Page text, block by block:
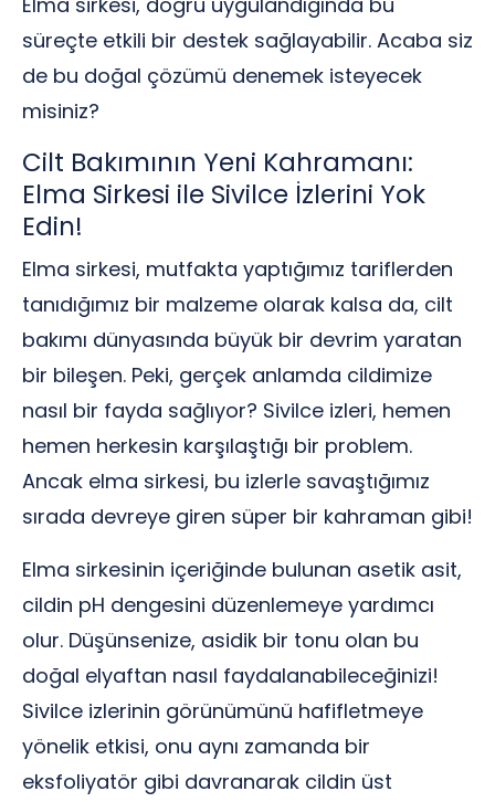
süreçte etkili bir destek sağlayabilir. Acaba siz
de bu doğal çözümü denemek isteyecek
misiniz?
Cilt Bakımının Yeni Kahramanı:
Elma Sirkesi ile Sivilce İzlerini Yok
Edin!
Elma sirkesi, mutfakta yaptığımız tariflerden
tanıdığımız bir malzeme olarak kalsa da, cilt
bakımı dünyasında büyük bir devrim yaratan
bir bileşen. Peki, gerçek anlamda cildimize
nasıl bir fayda sağlıyor? Sivilce izleri, hemen
hemen herkesin karşılaştığı bir problem.
Ancak elma sirkesi, bu izlerle savaştığımız
sırada devreye giren süper bir kahraman gibi!
Elma sirkesinin içeriğinde bulunan asetik asit,
cildin pH dengesini düzenlemeye yardımcı
olur. Düşünsenize, asidik bir tonu olan bu
doğal elyaftan nasıl faydalanabileceğinizi!
Sivilce izlerinin görünümünü hafifletmeye
yönelik etkisi, onu aynı zamanda bir
eksfoliyatör gibi davranarak cildin üst